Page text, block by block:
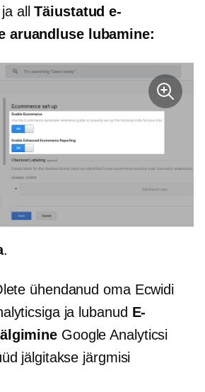
ja allTäiustatud e-
aruandluse lubamine:
.
ühendanud oma Ecwidi
ja lubanud E-
Google Analyticsi
jälgitakse järgmisi